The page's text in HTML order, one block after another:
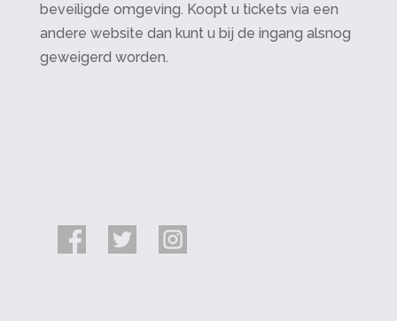
beveiligde omgeving. Koopt u tickets via een
andere website dan kunt u bij de ingang alsnog
geweigerd worden.